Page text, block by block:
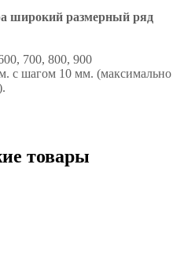
широкий размерный ряд
700, 800, 900
с шагом 10 мм. (максимально
товары